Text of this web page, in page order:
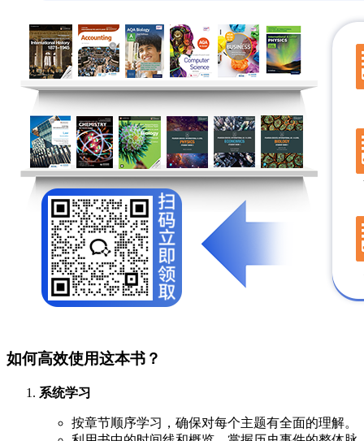
如何高效使用这本书？
系统学习
按章节顺序学习，确保对每个主题有全面的理解。